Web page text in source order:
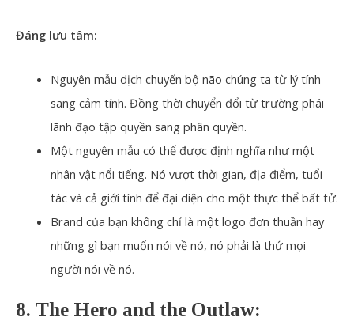
Đáng lưu tâm:
Nguyên mẫu dịch chuyển bộ não chúng ta từ lý tính
sang cảm tính. Đồng thời chuyển đổi từ trường phái
lãnh đạo tập quyền sang phân quyền.
Một nguyên mẫu có thể được định nghĩa như một
nhân vật nổi tiếng. Nó vượt thời gian, địa điểm, tuổi
tác và cả giới tính để đại diện cho một thực thể bất tử.
Brand của bạn không chỉ là một logo đơn thuần hay
những gì bạn muốn nói về nó, nó phải là thứ mọi
người nói về nó.
8. The Hero and the Outlaw: